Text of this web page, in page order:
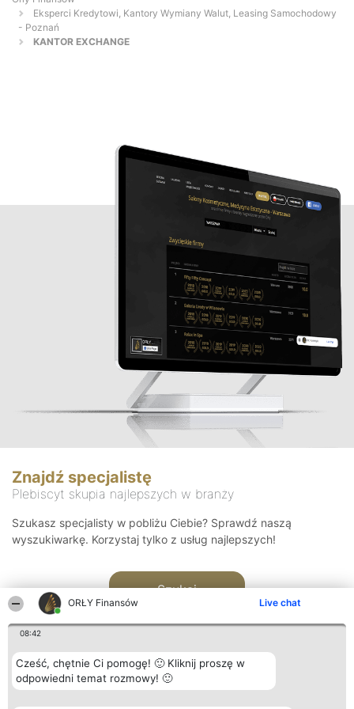
ORŁY Finansów Live chat
08:42
Cześć, chętnie Ci pomogę! 🙂 Kliknij proszę w
odpowiedni temat rozmowy! 🙂
Eksperci Kredytowi, Kantory Wymiany Walut, Leasing Samochodowy
- Poznań
KANTOR EXCHANGE
Znajdź specjalistę
Plebiscyt skupia najlepszych w branży
Szukasz specjalisty w pobliżu Ciebie? Sprawdź naszą
wyszukiwarkę. Korzystaj tylko z usług najlepszych!
Szukaj
Organizator plebiscytu Plebiscyt Kontakt